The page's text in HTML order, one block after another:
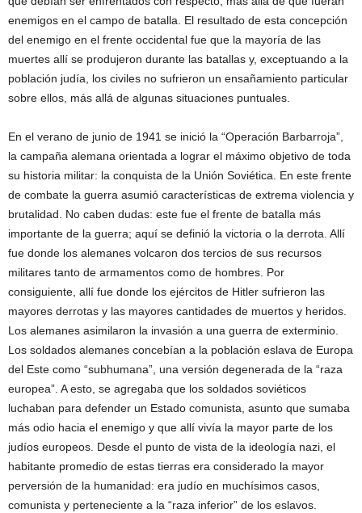
enemigos en el campo de batalla. El resultado de esta concepción
del enemigo en el frente occidental fue que la mayoría de las
muertes allí se produjeron durante las batallas y, exceptuando a la
población judía, los civiles no sufrieron un ensañamiento particular
sobre ellos, más allá de algunas situaciones puntuales.
En el verano de junio de 1941 se inició la “Operación Barbarroja”,
la campaña alemana orientada a lograr el máximo objetivo de toda
su historia militar: la conquista de la Unión Soviética. En este frente
de combate la guerra asumió características de extrema violencia y
brutalidad. No caben dudas: este fue el frente de batalla más
importante de la guerra; aquí se definió la victoria o la derrota. Allí
fue donde los alemanes volcaron dos tercios de sus recursos
militares tanto de armamentos como de hombres. Por
consiguiente, allí fue donde los ejércitos de Hitler sufrieron las
mayores derrotas y las mayores cantidades de muertos y heridos.
Los alemanes asimilaron la invasión a una guerra de exterminio.
Los soldados alemanes concebían a la población eslava de Europa
del Este como “subhumana”, una versión degenerada de la “raza
europea”. A esto, se agregaba que los soldados soviéticos
luchaban para defender un Estado comunista, asunto que sumaba
más odio hacia el enemigo y que allí vivía la mayor parte de los
judíos europeos. Desde el punto de vista de la ideología nazi, el
habitante promedio de estas tierras era considerado la mayor
perversión de la humanidad: era judío en muchísimos casos,
comunista y perteneciente a la “raza inferior” de los eslavos.